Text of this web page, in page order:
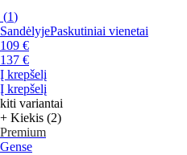
(1)
SandėlyjePaskutiniai vienetai
109 €
137 €
Į krepšelį
Į krepšelį
kiti variantai
+ Kiekis (2)
Premium
Gense